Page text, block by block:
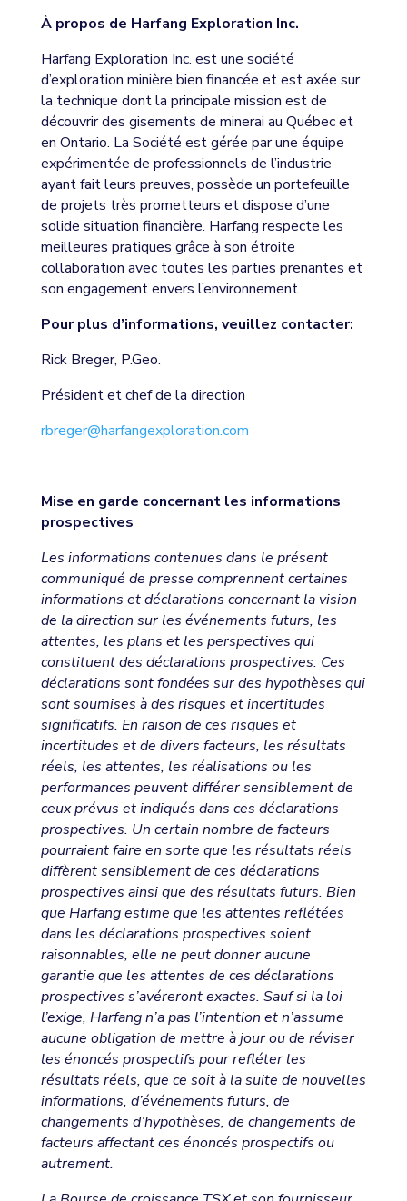
À propos de Harfang Exploration Inc.
Harfang Exploration Inc. est une société
d’exploration minière bien financée et est axée sur
la technique dont la principale mission est de
découvrir des gisements de minerai au Québec et
en Ontario. La Société est gérée par une équipe
expérimentée de professionnels de l’industrie
ayant fait leurs preuves, possède un portefeuille
de projets très prometteurs et dispose d’une
solide situation financière. Harfang respecte les
meilleures pratiques grâce à son étroite
collaboration avec toutes les parties prenantes et
son engagement envers l’environnement.
Pour plus d’informations, veuillez contacter:
Rick Breger, P.Geo.
Président et chef de la direction
rbreger@harfangexploration.com
Mise en garde concernant les informations
prospectives
Les informations contenues dans le présent
communiqué de presse comprennent certaines
informations et déclarations concernant la vision
de la direction sur les événements futurs, les
attentes, les plans et les perspectives qui
constituent des déclarations prospectives. Ces
déclarations sont fondées sur des hypothèses qui
sont soumises à des risques et incertitudes
significatifs. En raison de ces risques et
incertitudes et de divers facteurs, les résultats
réels, les attentes, les réalisations ou les
performances peuvent différer sensiblement de
ceux prévus et indiqués dans ces déclarations
prospectives. Un certain nombre de facteurs
pourraient faire en sorte que les résultats réels
diffèrent sensiblement de ces déclarations
prospectives ainsi que des résultats futurs. Bien
que Harfang estime que les attentes reflétées
dans les déclarations prospectives soient
raisonnables, elle ne peut donner aucune
garantie que les attentes de ces déclarations
prospectives s’avéreront exactes. Sauf si la loi
l’exige, Harfang n’a pas l’intention et n’assume
aucune obligation de mettre à jour ou de réviser
les énoncés prospectifs pour refléter les
résultats réels, que ce soit à la suite de nouvelles
informations, d’événements futurs, de
changements d’hypothèses, de changements de
facteurs affectant ces énoncés prospectifs ou
autrement.